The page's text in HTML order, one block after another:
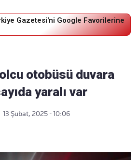
Gazetesi'ni Google Favorilerine
otobüsü duvara
yaralı var
13 Şubat, 2025 - 10:06